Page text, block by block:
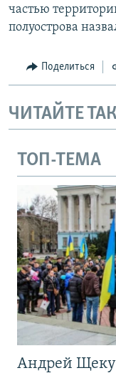
частью
полуострова
Поделиться
ЧИТАЙТЕ
ТОП-ТЕМА
Андрей